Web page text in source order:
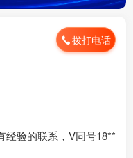
拨打电话
经验的联系，V同号18**